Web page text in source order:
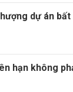
dự án
hạn không